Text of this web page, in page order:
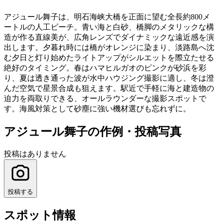
アジュール舞子は、明石海峡大橋を正面に望む全長約800メ
ートルの人工ビーチ。青い海と白砂、橋脚のメタリックな構
造が作る直線美が、広角レンズでダイナミックな遠近感を演
出します。夕暮れ時には橋がオレンジに染まり、淡路島へ沈
む夕日と灯り始めたライトアップがシルエットを際立たせる
絶好のタイミング。春はハマヒルガオのピンクが砂浜を彩
り、夏は透き通った波が水中ハウジング撮影に適し、冬は澄
んだ空気で星景合成も狙えます。駅近で手軽に海と建造物の
迫力を両取りできる、オールラウンダーな撮影スポットで
す。海風対策として砂塵に強い機材選びも忘れずに。
アジュール舞子の作例・投稿写真
投稿はありません
投稿する
スポット情報